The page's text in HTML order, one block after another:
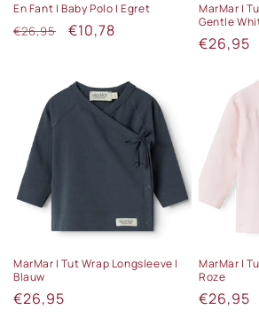
En Fant | Baby Polo | Egret
Normale
€26,95 Aanbiedingsprijs
€10,78
MarMar |
Gentle
Normale
€26,95
MarMar | Tut Wrap Longsleeve |
Blauw
Normale
€26,95
MarMar |
Roze
Normale
€26,95